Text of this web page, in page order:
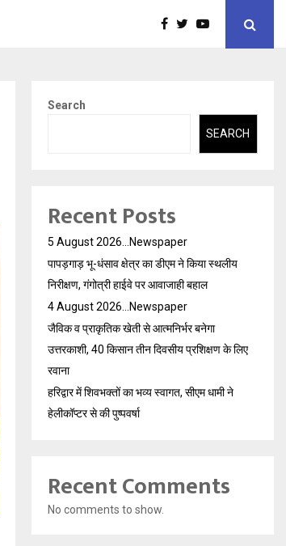
Search
SEARCH
Recent Posts
5 August 2026…Newspaper
पापड़गाड़ भू-धंसाव क्षेत्र का डीएम ने किया स्थलीय
निरीक्षण, गंगोत्री हाईवे पर आवाजाही बहाल
4 August 2026…Newspaper
जैविक व प्राकृतिक खेती से आत्मनिर्भर बनेगा
उत्तरकाशी, 40 किसान तीन दिवसीय प्रशिक्षण के लिए
रवाना
हरिद्वार में शिवभक्तों का भव्य स्वागत, सीएम धामी ने
हेलीकॉप्टर से की पुष्पवर्षा
Recent Comments
No comments to show.